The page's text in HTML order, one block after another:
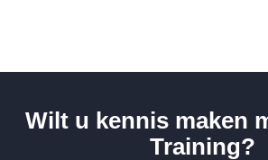
Wilt u kennis maken
Training?